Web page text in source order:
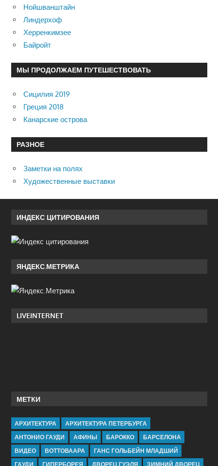
Нойшванштайн
Линдерхоф
Херренкимзее
Байройт
МЫ ПРОДОЛЖАЕМ ПУТЕШЕСТВОВАТЬ
Сицилия 2019
Греция 2018
Канарские острова
РАЗНОЕ
Заметки на полях
Художественные выставки
ИНДЕКС ЦИТИРОВАНИЯ
ЯНДЕКС.МЕТРИКА
LIVEINTERNET
МЕТКИ
АРХИТЕКТУРА
АРХИТЕКТУРА ПЕТЕРБУРГА
АНТОНИО ГАУДИ
АФИНЫ БАРОККО
БАРСЕЛОНА
ВИДЕО
ВОТТОВААРА
ГАНС ГОЛЬБЕЙН МЛАДШИЙ
ГАУДИ
ГИПЕРБОРЕЯ ДВОРЕЦ ГУЭЛЯ ЗИМНИЙ ДВОРЕЦ